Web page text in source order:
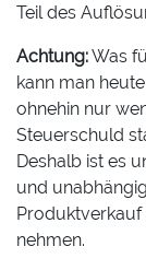
Teil des
Achtung:Was
kann man
ohnehin nur
Steuerschuld
Deshalb ist es
und
Produktverkauf
nehmen.